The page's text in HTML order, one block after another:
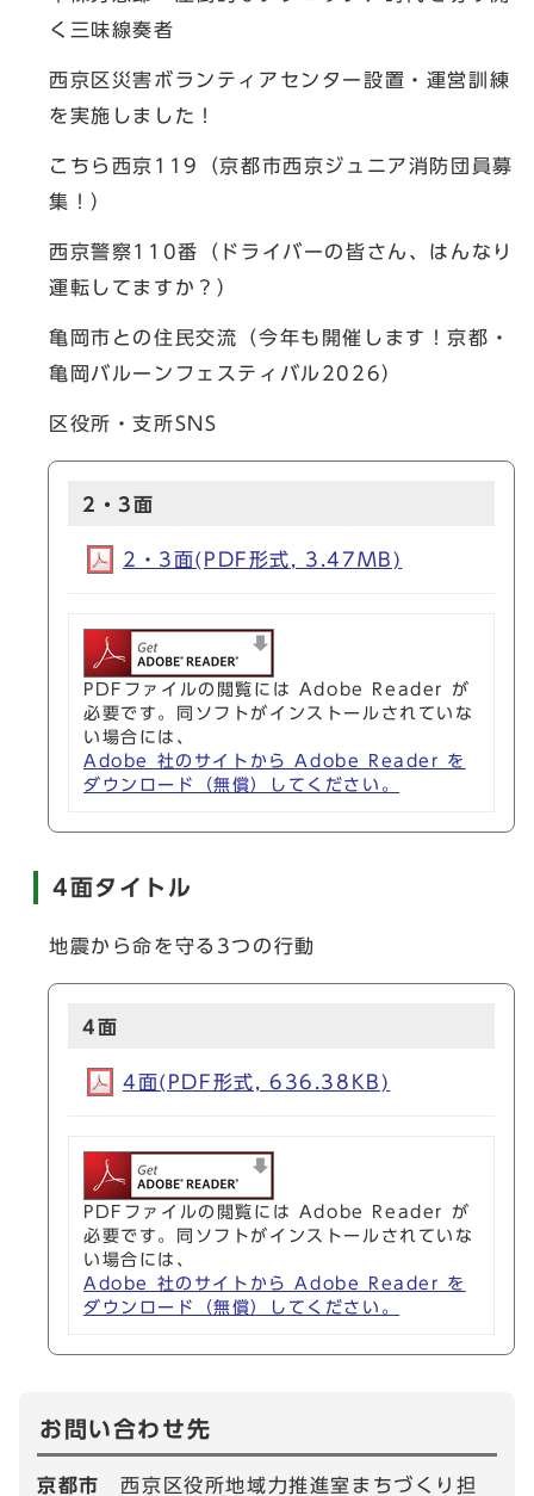
く三味線奏者
西京区災害ボランティアセンター設置・運営訓練
を実施しました！
こちら西京119（京都市西京ジュニア消防団員募
集！）
西京警察110番（ドライバーの皆さん、はんなり
運転してますか？）
亀岡市との住民交流（今年も開催します！京都・
亀岡バルーンフェスティバル2026）
区役所・支所SNS
2・3面
2・3面(PDF形式, 3.47MB)
PDFファイルの閲覧には Adobe Reader が
必要です。同ソフトがインストールされていな
い場合には、
Adobe 社のサイトから Adobe Reader を
ダウンロード（無償）してください。
4面タイトル
地震から命を守る3つの行動
4面
4面(PDF形式, 636.38KB)
PDFファイルの閲覧には Adobe Reader が
必要です。同ソフトがインストールされていな
い場合には、
Adobe 社のサイトから Adobe Reader を
ダウンロード（無償）してください。
お問い合わせ先
京都市西京区役所地域力推進室まちづくり担